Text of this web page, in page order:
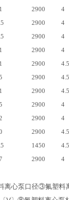
2900 4
2900 4
2900 4
2900 4
2900 4.5
2900 4.5
2900 4.5
2900 4
2900 4
2900 4.5
1450 4.5
2900 4
料离心泵口径③氟